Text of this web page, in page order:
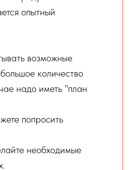
опытный
возможные
количество
надо иметь "план
попросить
необходимые